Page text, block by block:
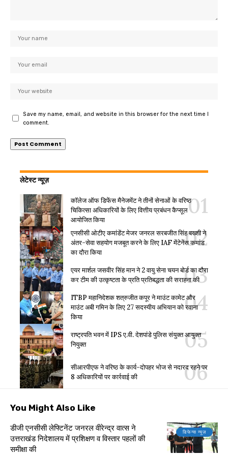
Save my name, email, and website in this browser for the next time I
comment.
लेटेस्ट न्यूज़
कॉलेज ऑफ डिफेंस मैनेजमेंट ने तीनों सेनाओं के वरिष्ठ
चिकित्सा अधिकारियों के लिए वित्तीय प्रबंधन कैप्सूल
आयोजित किया
एनसीसी ओटीए कमांडेंट मेजर जनरल सरबजीत सिंह बख्शी ने
अंतर-सेवा सहयोग मजबूत करने के लिए IAF मेंटेनेंस कमांड
का दौरा किया
एयर मार्शल जसवीर सिंह मान ने 2 वायु सेना चयन बोर्ड का दौरा
कर टीम की उत्कृष्टता के प्रति प्रतिबद्धता की सराहना की
ITBP महानिदेशक शत्रुजीत कपूर ने माउंट कामेट और
माउंट अबी गमिन के लिए 27 सदस्यीय अभियान को रवाना
किया
राष्ट्रपति भवन में IPS ए.वी. देशपांडे पुलिस संयुक्त आयुक्त
नियुक्त
सीआरपीएफ ने वरिष्ठ के कार्य-दोपहर भोज से नदारद रहने पर
8 अधिकारियों पर कार्रवाई की
You Might Also Like
डिफेन्स न्यूज़
डीजी एनसीसी लेफ्टिनेंट जनरल वीरेन्द्र वात्स ने
उत्तराखंड निदेशालय में प्रशिक्षण व विस्तार पहलों की
समीक्षा की